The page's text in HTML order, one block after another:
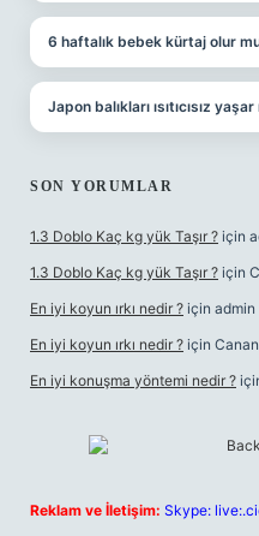
6 haftalık bebek kürtaj olur
Japon balıkları ısıtıcısız yaşar
SON YORUMLAR
1.3 Doblo Kaç kg yük Taşır ? için
1.3 Doblo Kaç kg yük Taşır ? için
En iyi koyun ırkı nedir ? için admin
En iyi koyun ırkı nedir ? için Canan
En iyi konuşma yöntemi nedir ?
Reklam ve İletişim: Skype: